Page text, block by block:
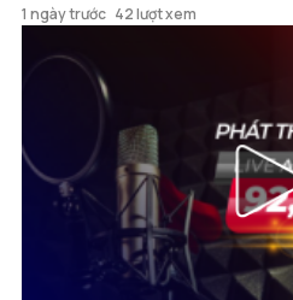
1 ngày trước 42 lượt xem